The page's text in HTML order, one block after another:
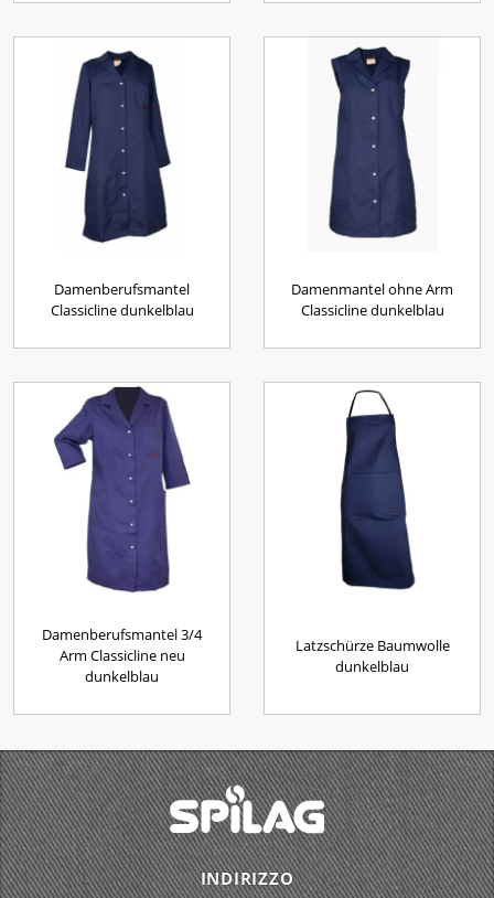
Damenberufsmantel
Classicline dunkelblau
Damenmantel ohne Arm
Classicline dunkelblau
Damenberufsmantel 3/4
Arm Classicline neu
dunkelblau
Latzschürze Baumwolle
dunkelblau
INDIRIZZO